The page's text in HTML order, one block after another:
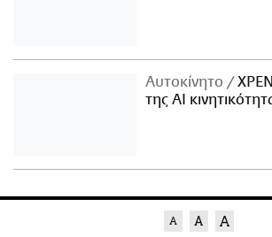
Αυτοκίνητο
της AI